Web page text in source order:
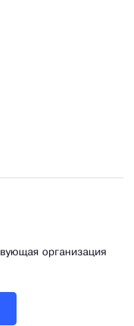
организация